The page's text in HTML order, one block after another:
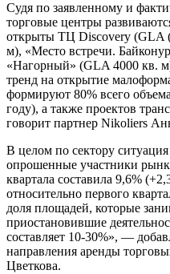
Судя по заявленному и
торговые центры
открыты ТЦ Discovery (GLA
м), «Место встречи.
«Нагорный» (GLA 4000 кв.
тренд на открытие
формируют 80% всего
году), а также проектов
говорит партнер Nikoliers
В целом по сектору
опрошенные участники
квартала составила 9,6%
относительно первого
доля площадей, которые
приостановившие
составляет 10-30%», —
направления аренды
Цветкова.